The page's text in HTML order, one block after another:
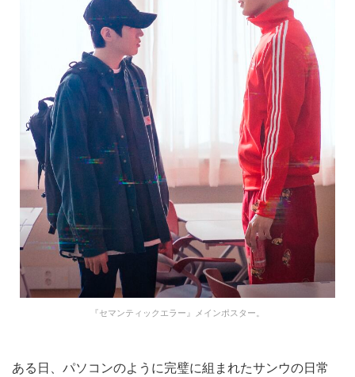
『セマンティックエラー』メインポスター。
ある日、パソコンのように完璧に組まれたサンウの日常